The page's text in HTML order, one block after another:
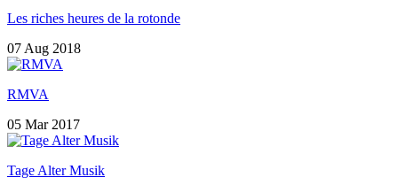
Les riches heures de la rotonde
07 Aug 2018
RMVA
05 Mar 2017
Tage Alter Musik